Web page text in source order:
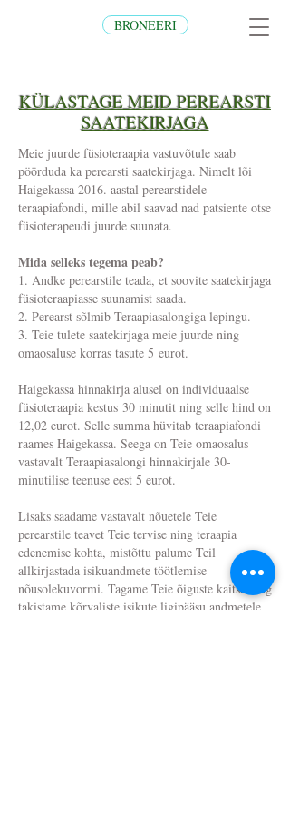
BRONEERI
KÜLASTAGE MEID PEREARSTI
SAATEKIRJAGA
Meie juurde füsioteraapia vastuvõtule saab
pöörduda ka perearsti saatekirjaga. Nimelt lõi
Haigekassa 2016. aastal perearstidele
teraapiafondi, mille abil saavad nad patsiente otse
füsioterapeudi juurde suunata.
Mida selleks tegema peab?
1. Andke perearstile teada, et soovite saatekirjaga
füsioteraapiasse suunamist saada.
2. Perearst sõlmib Teraapiasalongiga lepingu.
3. Teie tulete saatekirjaga meie juurde ning
omaosaluse korras tasute 5 eurot.
Haigekassa hinnakirja alusel on individuaalse
füsioteraapia kestus 30 minutit ning selle hind on
12,02 eurot. Selle summa hüvitab teraapiafondi
raames Haigekassa. Seega on Teie omaosalus
vastavalt Teraapiasalongi hinnakirjale 30-
minutilise teenuse eest 5 eurot.
Lisaks saadame vastavalt nõuetele Teie
perearstile teavet Teie tervise ning teraapia
edenemise kohta, mistõttu palume Teil
allkirjastada isikuandmete töötlemise
nõusolekuvormi. Tagame Teie õiguste kaitse ning
takistame kõrvaliste isikute ligipääsu andmetele.